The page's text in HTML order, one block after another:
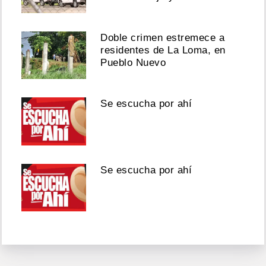
Doble crimen estremece a
residentes de La Loma, en
Pueblo Nuevo
Se escucha por ahí
Se escucha por ahí